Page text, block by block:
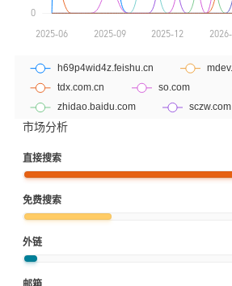
市场分析
直接搜索
免费搜索
外链